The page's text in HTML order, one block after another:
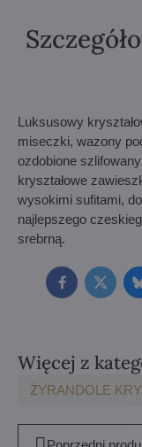
Luksusowy
miseczki, wazony
ozdobione
kryształowe
wysokimi sufitami,
najlepszego
srebrną.
FacebookTwitter
Więcej z
ŻYRANDOLE